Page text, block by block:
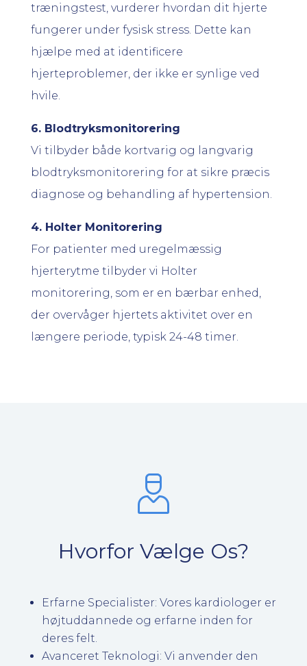
træningstest, vurderer hvordan dit hjerte
fungerer under fysisk stress. Dette kan
hjælpe med at identificere
hjerteproblemer, der ikke er synlige ved
hvile.
6. Blodtryksmonitorering
Vi tilbyder både kortvarig og langvarig
blodtryksmonitorering for at sikre præcis
diagnose og behandling af hypertension.
4. Holter Monitorering
For patienter med uregelmæssig
hjerterytme tilbyder vi Holter
monitorering, som er en bærbar enhed,
der overvåger hjertets aktivitet over en
længere periode, typisk 24-48 timer.
Hvorfor Vælge Os?
Erfarne Specialister: Vores kardiologer er
højtuddannede og erfarne inden for
deres felt.
Avanceret Teknologi: Vi anvender den